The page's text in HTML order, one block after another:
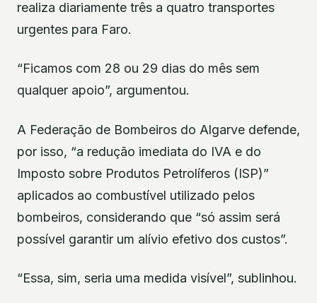
realiza diariamente três a quatro transportes
urgentes para Faro.
“Ficamos com 28 ou 29 dias do mês sem
qualquer apoio”, argumentou.
A Federação de Bombeiros do Algarve defende,
por isso, “a redução imediata do IVA e do
Imposto sobre Produtos Petrolíferos (ISP)”
aplicados ao combustível utilizado pelos
bombeiros, considerando que “só assim será
possível garantir um alívio efetivo dos custos”.
“Essa, sim, seria uma medida visível”, sublinhou.